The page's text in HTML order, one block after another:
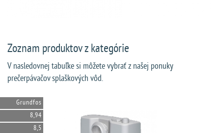
Zoznam produktov z kategórie
V nasledovnej tabuľke si môžete vybrať z našej ponuky
prečerpávačov splaškových vôd.
Grundfos
8,94
8,5